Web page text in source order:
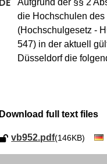
Aufgrund der §§ 2
die Hochschulen
(Hochschulgesetz -
547) in der aktuell
Düsseldorf die
Download full text files
vb952.pdf(146KB)